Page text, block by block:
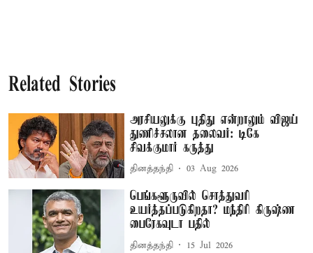
Related Stories
அரசியலுக்கு புதிது என்றாலும் விஜய்
துணிச்சலான தலைவர்: டிகே
சிவக்குமார் கருத்து
தினத்தந்தி 03 Aug 2026
பெங்களூருவில் சொத்துவரி
உயர்த்தப்படுகிறதா? மந்திரி கிருஷ்ண
பைரேகவுடா பதில்
தினத்தந்தி 15 Jul 2026